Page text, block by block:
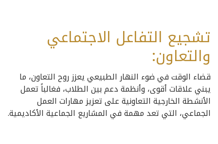
تشجيع التفاعل الاجتماعي
والتعاون:
قضاء الوقت في ضوء النهار الطبيعي يعزز روح التعاون، ما
يبني علاقات أقوى، وأنظمة دعم بين الطلاب، فغالباً تعمل
الأنشطة الخارجية التعاونية على تعزيز مهارات العمل
الجماعي، التي تعد مهمة في المشاريع الجماعية الأكاديمية.